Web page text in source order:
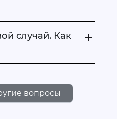
случай. Как
вопросы